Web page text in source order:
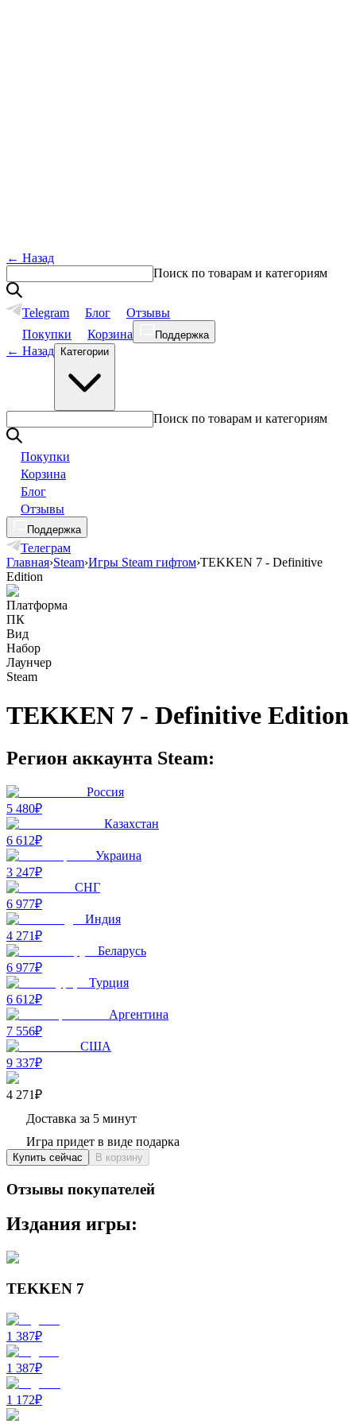
← Назад
Поиск по товарам и категориям
Telegram Блог
Отзывы
Покупки
Корзина Поддержка
← Назад Категории
Поиск по товарам и категориям
Покупки
Корзина
Блог
Отзывы
Поддержка
Телеграм
Главная›Steam›Игры Steam гифтом›TEKKEN 7 - Definitive
Edition
Платформа
ПК
Вид
Набор
Лаунчер
Steam
TEKKEN 7 - Definitive Edition
Регион аккаунта Steam:
Россия
5 480₽
Казахстан
6 612₽
Украина
3 247₽
СНГ
6 977₽
Индия
4 271₽
Беларусь
6 977₽
Турция
6 612₽
Аргентина
7 556₽
США
9 337₽
4 271₽
Доставка за 5 минут
Игра придет в виде подарка
Купить сейчас В корзину
Отзывы покупателей
Издания игры:
TEKKEN 7
1 387₽
1 387₽
1 172₽